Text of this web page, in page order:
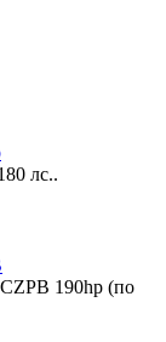
лс..
190hp (по